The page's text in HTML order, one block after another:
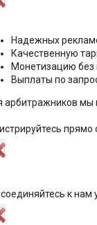
Надежных
Качественную
Монетизацию без
Выплаты по
арбитражников мы
прямо
к